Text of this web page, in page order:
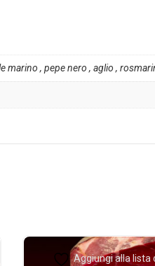
marino , pepe nero , aglio ,
Aggiungi alla lista